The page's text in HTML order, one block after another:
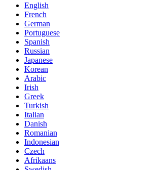
English
French
German
Portuguese
Spanish
Russian
Japanese
Korean
Arabic
Irish
Greek
Turkish
Italian
Danish
Romanian
Indonesian
Czech
Afrikaans